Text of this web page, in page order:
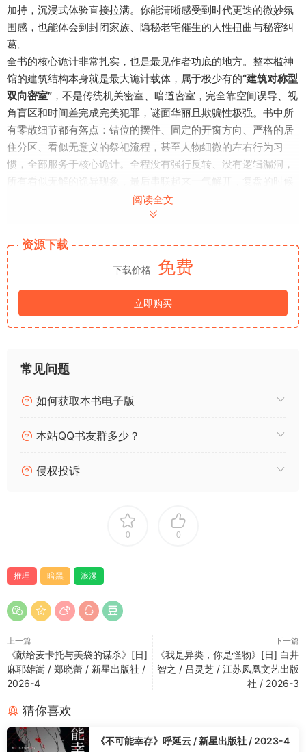
加持，沉浸式体验直接拉满。你能清晰感受到时代更迭的微妙氛
围感，也能体会到封闭家族、隐秘老宅催生的人性扭曲与秘密纠
葛。
全书的核心诡计非常扎实，也是最见作者功底的地方。整本槛神
馆的建筑结构本身就是最大诡计载体，属于极少有的“建筑对称型
双向密室” ，不是传统机关密室、暗道密室，完全靠空间误导、视
角盲区和时间差完成完美犯罪，谜面华丽且欺骗性极强。书中所
有零散细节都有落点：错位的摆件、固定的开窗方向、严格的居
住分区、看似无意义的祭祀流程，甚至人物细微的左右行为习
惯，全部服务于核心诡计。全程没有强行反转、没有逻辑漏洞，
所有看似无解的诡异现象，最后串联起来一气解开，复盘的时候
会发现作者布局极其缜密，每一处细节从开篇就已埋下线索。
它跳出了单纯解谜推理的局限，在硬核诡计之上，叠加了厚重的
年对推理文学的热忱、旧华族家族的腐朽桎梏、传统神明信仰与
现代理性的冲突，都深度融入案件动机。全书没有脸谱化的恶
人，每个人的隐瞒、妥协与铤而走险，都被时代与家族枷锁裹
挟，让冰冷的建筑诡计，多了非常真实的情绪重量，读完不会只
有解谜的爽感，更有久久散不去的压抑与无奈。
计扎实、兼具浪漫质感与暗黑张力的本格作品，这本2026全新力
温柔的大正风骨之下，藏着最刺骨的人心幽暗。当所有暗号被破
布局，而是人性深处的层层伪装。
理 #大正浪漫推理 #悬疑书单 #新书推荐 #硬核推理
阅读全文
资源下载
下载价格 免费
立即购买
常见问题
如何获取本书电子版
本站QQ书友群多少？
侵权投诉
0 0
推理 暗黑 浪漫
上一篇
《献给麦卡托与美袋的谋杀》[日]
麻耶雄嵩 / 郑晓蕾 / 新星出版社 /
2026-4
下一篇
《我是异类，你是怪物》[日] 白井
智之 / 吕灵芝 / 江苏凤凰文艺出版
社 / 2026-3
猜你喜欢
《不可能幸存》呼延云 / 新星出版社 / 2023-4